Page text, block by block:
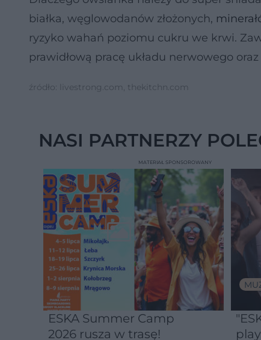
białka, węglowodanów złożonych,
ryzyko wahań poziomu cukru we krwi.
prawidłową pracę układu nerwowego
źródło: livestrong.com, thekitchn.com
NASI PARTNERZY
ESKA Summer Camp
2026 rusza w trasę!
MATERIAŁ SPONSOROWANY